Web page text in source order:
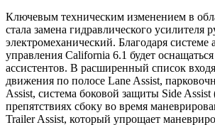
Ключевым техническим изменением в
стала замена гидравлического усилителя
электромеханический. Благодаря системе
управления California 6.1 будет
ассистентов. В расширенный список
движения по полосе Lane Assist,
Assist, система боковой защиты Side
препятствиях сбоку во время
Trailer Assist, который упрощает